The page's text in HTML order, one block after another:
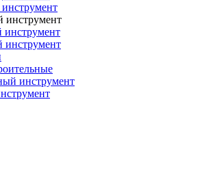
инструмент
инструмент
инструмент
инструмент